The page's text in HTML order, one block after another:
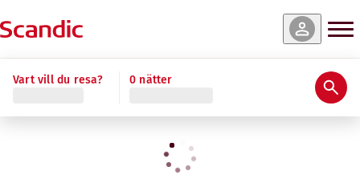
Vart vill du resa? 0 nätter